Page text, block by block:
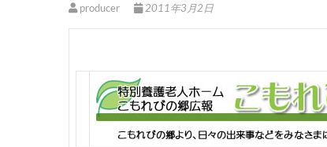
producer 2011年3月2日